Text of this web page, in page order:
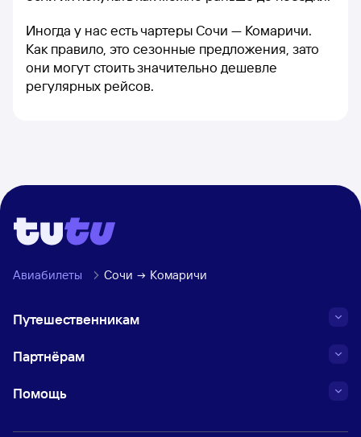
Иногда у нас есть чартеры Сочи — Комаричи.
Как правило, это сезонные предложения, зато
они могут стоить значительно дешевле
регулярных рейсов.
Авиабилеты Сочи Комаричи
Путешественникам
Партнёрам
Помощь